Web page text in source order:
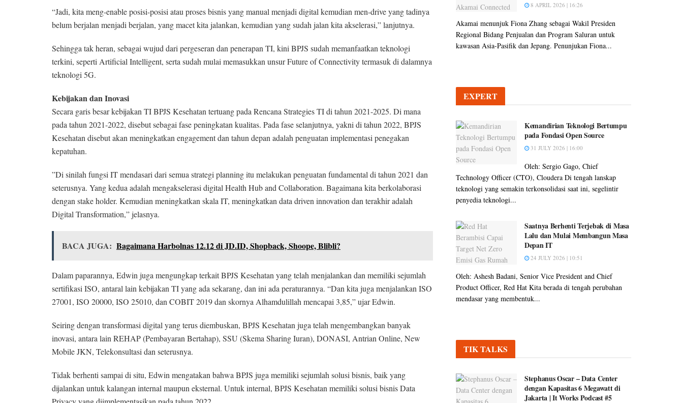
“Jadi, kita meng-enable posisi-posisi atau proses bisnis yang manual menjadi digital kemudian men-drive yang tadinya
belum berjalan menjadi berjalan, yang macet kita jalankan, kemudian yang sudah jalan kita akselerasi,” lanjutnya.
Sehingga tak heran, sebagai wujud dari pergeseran dan penerapan TI, kini BPJS sudah memanfaatkan teknologi
terkini, seperti Artificial Intelligent, serta sudah mulai memasukkan unsur Future of Connectivity termasuk di dalamnya
teknologi 5G.
Kebijakan dan Inovasi
Secara garis besar kebijakan TI BPJS Kesehatan tertuang pada Rencana Strategies TI di tahun 2021-2025. Di mana
pada tahun 2021-2022, disebut sebagai fase peningkatan kualitas. Pada fase selanjutnya, yakni di tahun 2022, BPJS
Kesehatan disebut akan meningkatkan engagement dan tahun depan adalah penguatan implementasi penegakan
kepatuhan.
”Di sinilah fungsi IT mendasari dari semua strategi planning itu melakukan penguatan fundamental di tahun 2021 dan
seterusnya. Yang kedua adalah mengakselerasi digital Health Hub and Collaboration. Bagaimana kita berkolaborasi
dengan stake holder. Kemudian meningkatkan skala IT, meningkatkan data driven innovation dan terakhir adalah
Digital Transformation,” jelasnya.
BACA JUGA: Bagaimana Harbolnas 12.12 di JD.ID, Shopback, Shoope, Blibli?
Dalam paparannya, Edwin juga mengungkap terkait BPJS Kesehatan yang telah menjalankan dan memiliki sejumlah
sertifikasi ISO, antaral lain kebijakan TI yang ada sekarang, dan ini ada peraturannya. “Dan kita juga menjalankan ISO
27001, ISO 20000, ISO 25010, dan COBIT 2019 dan skornya Alhamdulillah mencapai 3,85,” ujar Edwin.
Seiring dengan transformasi digital yang terus diembuskan, BPJS Kesehatan juga telah mengembangkan banyak
inovasi, antara lain REHAP (Pembayaran Bertahap), SSU (Skema Sharing Iuran), DONASI, Antrian Online, New
Mobile JKN, Telekonsultasi dan seterusnya.
Tidak berhenti sampai di situ, Edwin mengatakan bahwa BPJS juga memiliki sejumlah solusi bisnis, baik yang
dijalankan untuk kalangan internal maupun eksternal. Untuk internal, BPJS Kesehatan memiliki solusi bisnis Data
8 APRIL 2026 | 16:26
Akamai menunjuk Fiona Zhang sebagai Wakil Presiden
Regional Bidang Penjualan dan Program Saluran untuk
kawasan Asia-Pasifik dan Jepang. Penunjukan Fiona...
EXPERT
Kemandirian Teknologi Bertumpu
pada Fondasi Open Source
31 JULY 2026 | 16:00
Oleh: Sergio Gago, Chief
Technology Officer (CTO), Cloudera Di tengah lanskap
teknologi yang semakin terkonsolidasi saat ini, segelintir
penyedia teknologi...
Saatnya Berhenti Terjebak di Masa
Lalu dan Mulai Membangun Masa
Depan IT
24 JULY 2026 | 10:51
Oleh: Ashesh Badani, Senior Vice President and Chief
Product Officer, Red Hat Kita berada di tengah perubahan
mendasar yang membentuk...
TIK TALKS
Stephanus Oscar – Data Center
dengan Kapasitas 6 Megawatt di
Jakarta | It Works Podcast #5